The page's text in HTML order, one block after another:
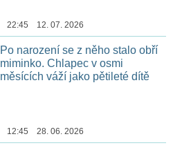
22:45 12. 07. 2026
Po narození se z něho stalo obří
miminko. Chlapec v osmi
měsících váží jako pětileté dítě
12:45 28. 06. 2026